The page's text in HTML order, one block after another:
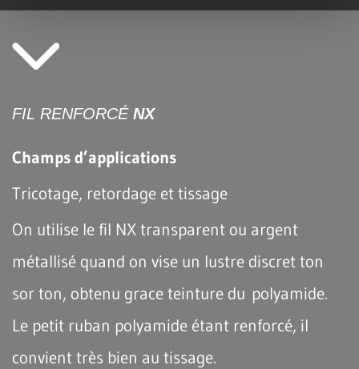
FIL RENFORCÉ NX
Champs d’applications
Tricotage, retordage et tissage
On utilise le fil NX transparent ou argent
métallisé quand on vise un lustre discret ton
sor ton, obtenu grace teinture du polyamide.
Le petit ruban polyamide étant renforcé, il
convient très bien au tissage.